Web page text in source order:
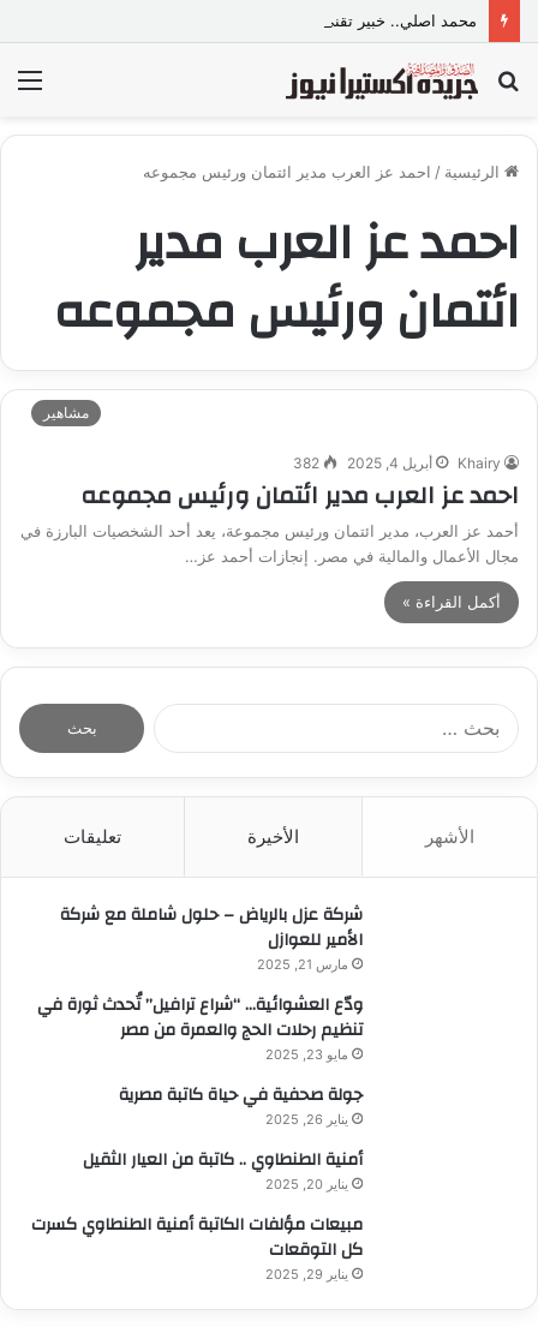
بحث
الرئيسية / احمد عز العرب مدير ائتمان ورئيس مجموعه
احمد عز العرب مدير
ائتمان ورئيس مجموعه
مشاهير
Khairy أبريل 4, 2025 382
احمد عز العرب مدير ائتمان ورئيس مجموعه
أحمد عز العرب، مدير ائتمان ورئيس مجموعة، يعد أحد الشخصيات البارزة في
مجال الأعمال والمالية في مصر. إنجازات أحمد عز…
أكمل القراءة »
الأشهر الأخيرة تعليقات
شركة عزل بالرياض – حلول شاملة مع شركة
الأمير للعوازل
مارس 21, 2025
ودّع العشوائية… “شراع ترافيل” تُحدث ثورة في
تنظيم رحلات الحج والعمرة من مصر
مايو 23, 2025
جولة صحفية في حياة كاتبة مصرية
يناير 26, 2025
أمنية الطنطاوي .. كاتبة من العيار الثقيل
يناير 20, 2025
مبيعات مؤلفات الكاتبة أمنية الطنطاوي كسرت
كل التوقعات
يناير 29, 2025